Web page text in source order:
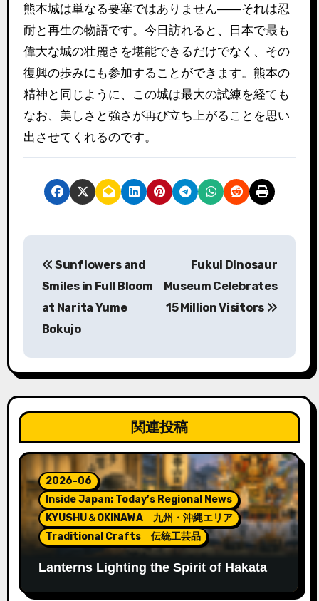
熊本城は単なる要塞ではありません――それは忍
耐と再生の物語です。今日訪れると、日本で最も
偉大な城の壮麗さを堪能できるだけでなく、その
復興の歩みにも参加することができます。熊本の
精神と同じように、この城は最大の試練を経ても
なお、美しさと強さが再び立ち上がることを思い
出させてくれるのです。
投
稿
ナ
ビ
ゲ
ー
シ
ョ
ン
Sunflowers and
Smiles in Full Bloom
at Narita Yume
Bokujo
Fukui Dinosaur
Museum Celebrates
15 Million Visitors
関連投稿
2026-06
Inside Japan: Today’s Regional News
KYUSHU＆OKINAWA 九州・沖縄エリア
Traditional Crafts 伝統工芸品
Lanterns Lighting the Spirit of Hakata